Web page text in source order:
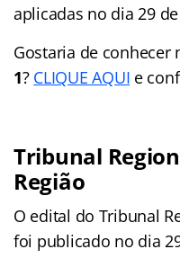
aplicadas no dia 29
Gostaria de conhecer
1? CLIQUE AQUI e
Tribunal
Região
O edital do Tribunal
foi publicado no dia